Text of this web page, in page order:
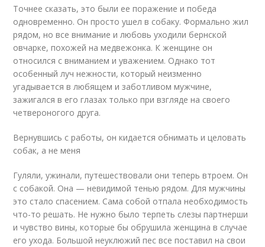
Точнее сказать, это были ее поражение и победа
одновременно. Он просто ушел в собаку. Формально жил
рядом, но все внимание и любовь уходили бернской
овчарке, похожей на медвежонка. К женщине он
относился с вниманием и уважением. Однако тот
особенный луч нежности, который неизменно
угадывается в любящем и заботливом мужчине,
зажигался в его глазах только при взгляде на своего
четвероногого друга.
Вернувшись с работы, он кидается обнимать и целовать
собак, а не меня
Гуляли, ужинали, путешествовали они теперь втроем. Он
с собакой. Она — невидимой тенью рядом. Для мужчины
это стало спасением. Сама собой отпала необходимость
что-то решать. Не нужно было терпеть слезы партнерши
и чувство вины, которые бы обрушила женщина в случае
его ухода. Большой неуклюжий пес все поставил на свои